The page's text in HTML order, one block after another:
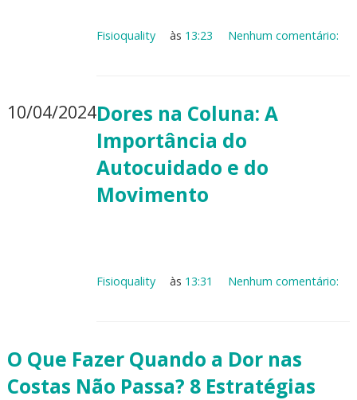
Fisioquality às 13:23 Nenhum comentário:
10/04/2024Dores na Coluna: A
Importância do
Autocuidado e do
Movimento
Fisioquality às 13:31 Nenhum comentário:
O Que Fazer Quando a Dor nas
Costas Não Passa? 8 Estratégias